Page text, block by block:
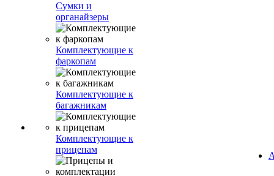
Сумки и
органайзеры
Комплектующие к
фаркопам
Комплектующие к
багажникам
Комплектующие к
прицепам